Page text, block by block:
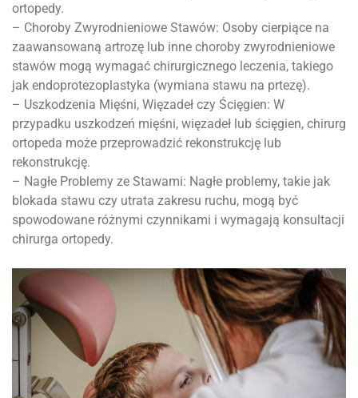
ortopedy.
– Choroby Zwyrodnieniowe Stawów: Osoby cierpiące na
zaawansowaną artrozę lub inne choroby zwyrodnieniowe
stawów mogą wymagać chirurgicznego leczenia, takiego
jak endoprotezoplastyka (wymiana stawu na prtezę).
– Uszkodzenia Mięśni, Więzadeł czy Ścięgien: W
przypadku uszkodzeń mięśni, więzadeł lub ścięgien, chirurg
ortopeda może przeprowadzić rekonstrukcję lub
rekonstrukcję.
– Nagłe Problemy ze Stawami: Nagłe problemy, takie jak
blokada stawu czy utrata zakresu ruchu, mogą być
spowodowane różnymi czynnikami i wymagają konsultacji
chirurga ortopedy.